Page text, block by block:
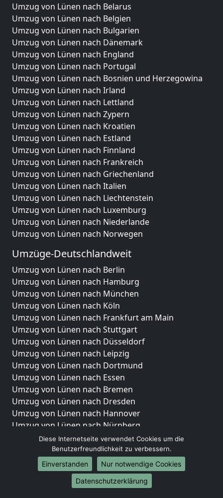
Umzug von Lünen nach Belarus
Umzug von Lünen nach Belgien
Umzug von Lünen nach Bulgarien
Umzug von Lünen nach Dänemark
Umzug von Lünen nach England
Umzug von Lünen nach Portugal
Umzug von Lünen nach Bosnien und Herzegowina
Umzug von Lünen nach Irland
Umzug von Lünen nach Lettland
Umzug von Lünen nach Zypern
Umzug von Lünen nach Kroatien
Umzug von Lünen nach Estland
Umzug von Lünen nach Finnland
Umzug von Lünen nach Frankreich
Umzug von Lünen nach Griechenland
Umzug von Lünen nach Italien
Umzug von Lünen nach Liechtenstein
Umzug von Lünen nach Luxemburg
Umzug von Lünen nach Niederlande
Umzug von Lünen nach Norwegen
Umzüge-Deutschlandweit
Umzug von Lünen nach Berlin
Umzug von Lünen nach Hamburg
Umzug von Lünen nach München
Umzug von Lünen nach Köln
Umzug von Lünen nach Frankfurt am Main
Umzug von Lünen nach Stuttgart
Umzug von Lünen nach Düsseldorf
Umzug von Lünen nach Leipzig
Umzug von Lünen nach Dortmund
Umzug von Lünen nach Essen
Umzug von Lünen nach Bremen
Umzug von Lünen nach Dresden
Umzug von Lünen nach Hannover
Umzug von Lünen nach Nürnberg
Umzug von Lünen nach Duisburg
Umzug von Lünen nach Bochum
Umzug von Lünen nach Wuppertal
Umzug von Lünen nach Bielefeld
Umzug von Lünen nach Bonn
Diese Internetseite verwendet Cookies um die
Benutzerfreundlichkeit zu verbessern.
Einverstanden
Nur notwendige Cookies
Datenschutzerklärung